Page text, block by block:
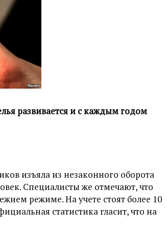
развивается и с каждым годом
изъяла из незаконного оборота
Специалисты же отмечают, что
режиме. На учете стоят более 10
статистика гласит, что на